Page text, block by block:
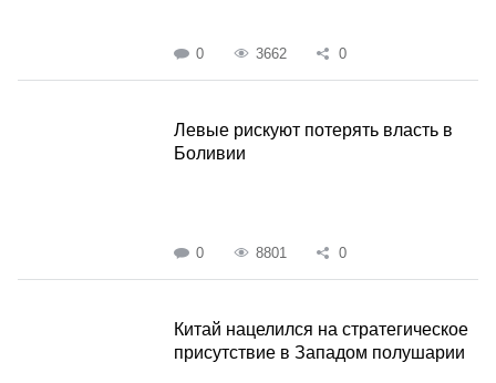
0 3662 0
Левые рискуют потерять власть в
Боливии
0 8801 0
Китай нацелился на стратегическое
присутствие в Западом полушарии